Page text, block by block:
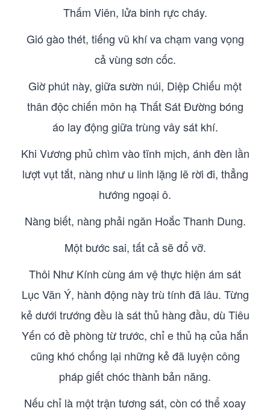
Thấm Viên, lửa binh rực cháy.
Gió gào thét, tiếng vũ khí va chạm vang vọng
cả vùng sơn cốc.
Giờ phút này, giữa sườn núi, Diệp Chiếu một
thân độc chiến môn hạ Thất Sát Đường bóng
áo lay động giữa trùng vây sát khí.
Khi Vương phủ chìm vào tĩnh mịch, ánh đèn lần
lượt vụt tắt, nàng như u linh lặng lẽ rời đi, thẳng
hướng ngoại ô.
Nàng biết, nàng phải ngăn Hoắc Thanh Dung.
Một bước sai, tất cả sẽ đổ vỡ.
Thôi Như Kính cùng ám vệ thực hiện ám sát
Lục Vãn Ý, hành động này trù tính đã lâu. Từng
kẻ dưới trướng đều là sát thủ hàng đầu, dù Tiêu
Yến có đề phòng từ trước, chỉ e thủ hạ của hắn
cũng khó chống lại những kẻ đã luyện công
pháp giết chóc thành bản năng.
Nếu chỉ là một trận tương sát, còn có thể xoay